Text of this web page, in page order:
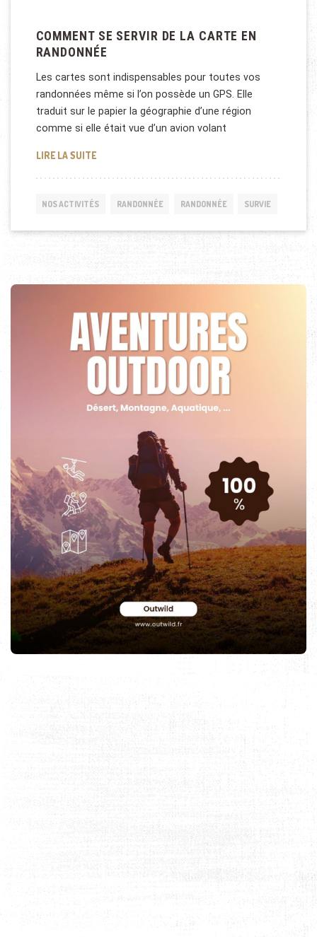
COMMENT SE SERVIR DE LA CARTE EN
RANDONNÉE
Les cartes sont indispensables pour toutes vos
randonnées même si l’on possède un GPS. Elle
traduit sur le papier la géographie d’une région
comme si elle était vue d’un avion volant
LIRE LA SUITECOMMENT SE SERVIR DE LA CARTE EN RANDONNÉE
NOS ACTIVITÉS RANDONNÉE RANDONNÉE SURVIE